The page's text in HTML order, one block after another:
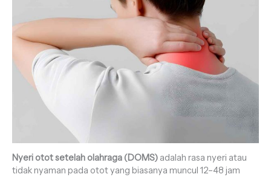
Nyeri otot setelah olahraga (DOMS) adalah rasa nyeri atau
tidak nyaman pada otot yang biasanya muncul 12–48 jam